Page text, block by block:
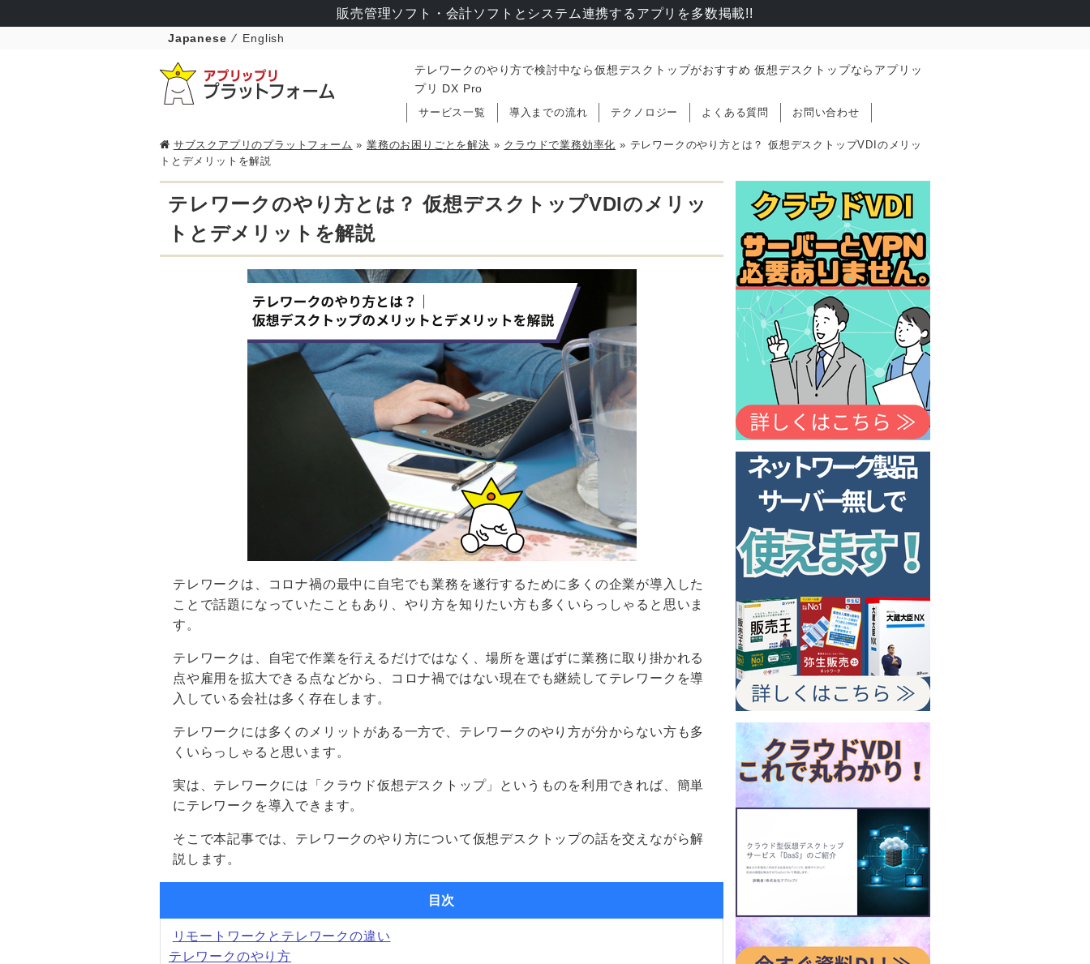
販売管理ソフト・会計ソフトとシステム連携するアプリを多数掲載!!
Japanese English
テレワークのやり方で検討中なら仮想デスクトップがおすすめ 仮想デスクトップならアプリッ
プリ DX Pro
サービス一覧 導入までの流れ テクノロジー よくある質問 お問い合わせ
サブスクアプリのプラットフォーム »業務のお困りごとを解決 » クラウドで業務効率化 » テレワークのやり方とは？ 仮想デスクトップVDIのメリッ
トとデメリットを解説
テレワークのやり方とは？ 仮想デスクトップVDIのメリッ
トとデメリットを解説
テレワークは、コロナ禍の最中に自宅でも業務を遂行するために多くの企業が導入した
ことで話題になっていたこともあり、やり方を知りたい方も多くいらっしゃると思いま
す。
テレワークは、自宅で作業を行えるだけではなく、場所を選ばずに業務に取り掛かれる
点や雇用を拡大できる点などから、コロナ禍ではない現在でも継続してテレワークを導
入している会社は多く存在します。
テレワークには多くのメリットがある一方で、テレワークのやり方が分からない方も多
くいらっしゃると思います。
実は、テレワークには「クラウド仮想デスクトップ」というものを利用できれば、簡単
にテレワークを導入できます。
そこで本記事では、テレワークのやり方について仮想デスクトップの話を交えながら解
説します。
目次
リモートワークとテレワークの違い
テレワークのやり方